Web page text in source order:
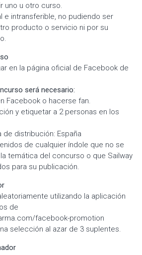
uno u otro curso.
e intransferible, no pudiendo ser
producto o servicio ni por su
en la página oficial de Facebook de
será necesario:
Facebook o hacerse fan.
y etiquetar a 2 personas en los
de distribución: España
de cualquier índole que no se
temática del concurso o que Sailway
para su publicación.
utilizando la aplicación
de
facebook-promotion
selección al azar de 3 suplentes.